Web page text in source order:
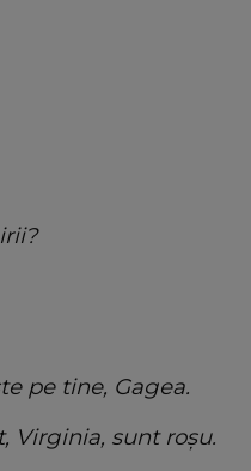
pe tine, Gagea.
Virginia, sunt roșu.